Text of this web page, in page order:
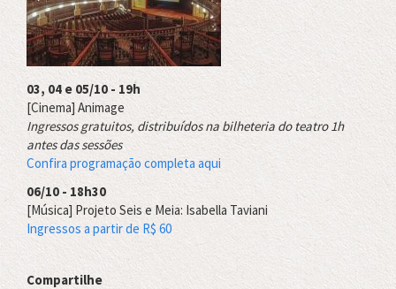
03, 04 e 05/10 - 19h
[Cinema] Animage
Ingressos gratuitos, distribuídos na bilheteria do teatro 1h
antes das sessões
Confira programação completa aqui
06/10 - 18h30
[Música] Projeto Seis e Meia: Isabella Taviani
Ingressos a partir de R$ 60
Compartilhe